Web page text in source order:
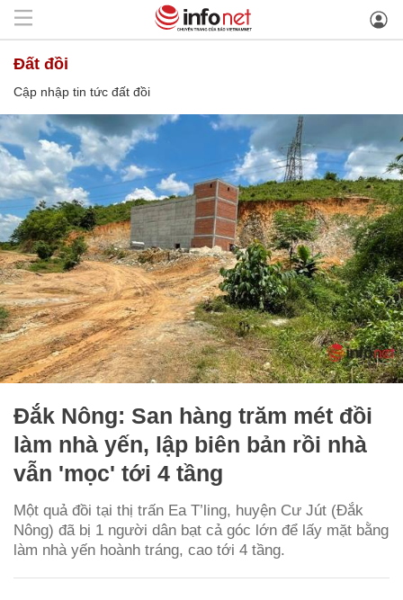
đất đồi
Cập nhập tin tức đất đồi
Đắk Nông: San hàng trăm mét đồi
làm nhà yến, lập biên bản rồi nhà
vẫn 'mọc' tới 4 tầng
Một quả đồi tại thị trấn Ea T’ling, huyện Cư Jút (Đắk
Nông) đã bị 1 người dân bạt cả góc lớn để lấy mặt bằng
làm nhà yến hoành tráng, cao tới 4 tầng.